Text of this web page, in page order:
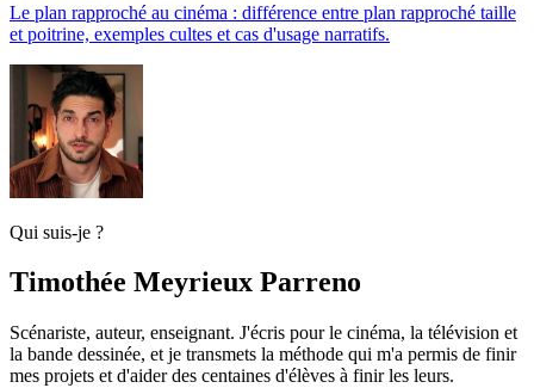
Le plan rapproché au cinéma : différence entre plan rapproché taille
et poitrine, exemples cultes et cas d'usage narratifs.
Qui suis-je ?
Timothée Meyrieux Parreno
Scénariste, auteur, enseignant. J'écris pour le cinéma, la télévision et
la bande dessinée, et je transmets la méthode qui m'a permis de finir
mes projets et d'aider des centaines d'élèves à finir les leurs.